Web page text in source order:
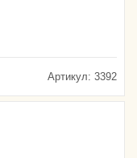
Артикул: 3392